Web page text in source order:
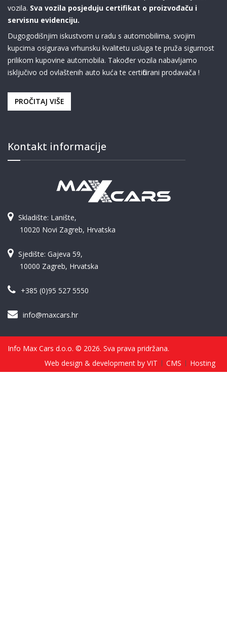
vozila. Sva vozila posjeduju certifikat o proizvođaču i
servisnu evidenciju.
Dugogodišnjim iskustvom u radu s automobilima, svojim
kupcima osigurava vrhunsku kvalitetu usluga te pruža sigurnost
prilikom kupovine automobila. Također vozila nabavljamo
isključivo od ovlaštenih auto kuća te certificirani prodavača !
PROČITAJ VIŠE
Kontakt informacije
Skladište: Lanište,
10020 Novi Zagreb, Hrvatska
Sjedište: Gajeva 59,
10000 Zagreb, Hrvatska
+385 (0)95 527 5550
info@maxcars.hr
Info Max Cars d.o.o. © 2026. Sva prava pridržana.
Web design & development by VIT
CMS Hosting